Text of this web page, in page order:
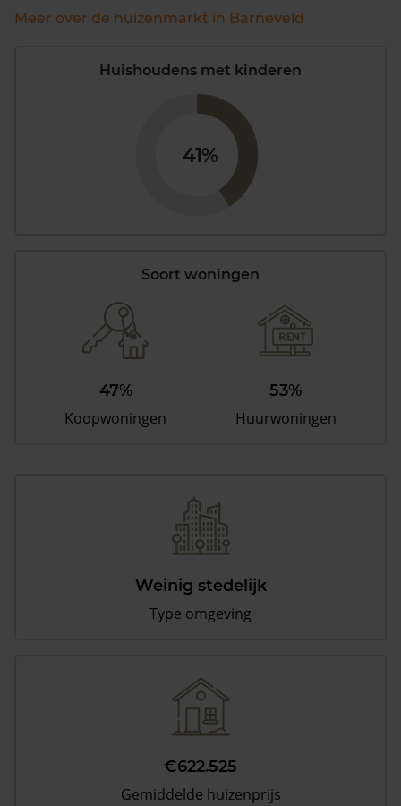
Meer over de huizenmarkt in Barneveld
Huishoudens met kinderen
41%
Soort woningen
47%
Koopwoningen
53%
Huurwoningen
Weinig stedelijk
Type omgeving
€622.525
Gemiddelde huizenprijs